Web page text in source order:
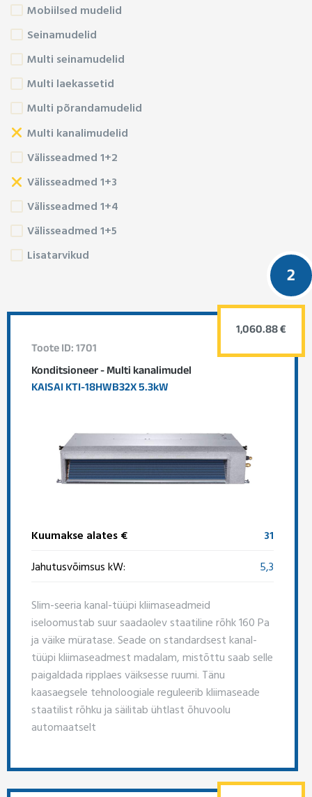
Mobiilsed mudelid
Seinamudelid
Multi seinamudelid
Multi laekassetid
Multi põrandamudelid
Multi kanalimudelid
Välisseadmed 1+2
Välisseadmed 1+3
Välisseadmed 1+4
Välisseadmed 1+5
Lisatarvikud
2
Toote ID: 1701
Konditsioneer - Multi kanalimudel
KAISAI KTI-18HWB32X 5.3kW
Kuumakse alates €
31
Jahutusvõimsus kW:
5,3
Slim-seeria kanal-tüüpi kliimaseadmeid
iseloomustab suur saadaolev staatiline rõhk 160 Pa
ja väike müratase. Seade on standardsest kanal-
tüüpi kliimaseadmest madalam, mistõttu saab selle
paigaldada ripplaes väiksesse ruumi. Tänu
kaasaegsele tehnoloogiale reguleerib kliimaseade
staatilist rõhku ja säilitab ühtlast õhuvoolu
automaatselt
1,060.88 €